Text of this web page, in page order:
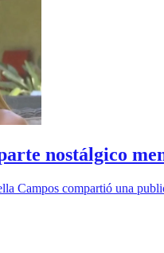
nostálgico
Campos compartió una